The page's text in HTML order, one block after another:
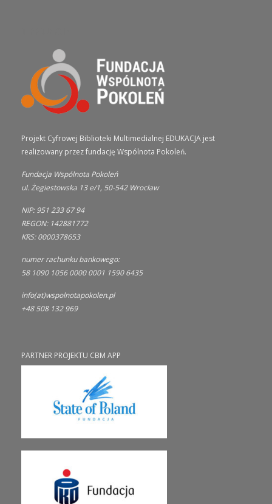
Projekt Cyfrowej Biblioteki Multimedialnej EDUKACJA jest
realizowany przez fundację Wspólnota Pokoleń.
Fundacja Wspólnota Pokoleń
ul. Żegiestowska 13 e/1, 50-542 Wrocław
NIP: 951 233 67 94
REGON: 142881772
KRS: 0000378653
numer rachunku bankowego:
58 1090 1056 0000 0001 1590 6435
info(at)wspolnotapokolen.pl
+48 508 132 969
PARTNER PROJEKTU CBM APP